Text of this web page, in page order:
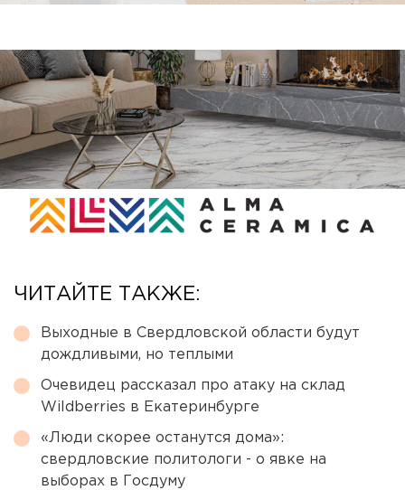
ЧИТАЙТЕ ТАКЖЕ:
Выходные в Свердловской области будут
дождливыми, но теплыми
Очевидец рассказал про атаку на склад
Wildberries в Екатеринбурге
«Люди скорее останутся дома»:
свердловские политологи - о явке на
выборах в Госдуму